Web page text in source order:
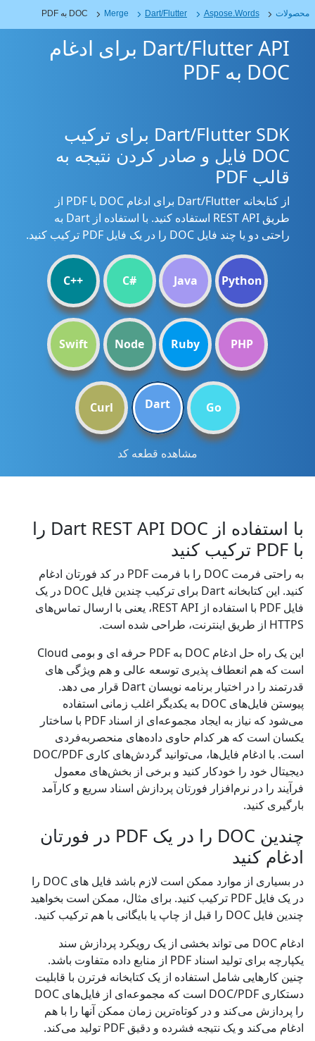
محصولات Aspose.Words
Dart/Flutter
Merge DOC به PDF
Dart/Flutter API برای ادغام
DOC به PDF
Dart/Flutter SDK برای ترکیب
DOC فایل و صادر کردن نتیجه به
قالب PDF
از کتابخانه Dart/Flutter برای ادغام DOC با PDF از
طریق REST API استفاده کنید. با استفاده از Dart به
راحتی دو یا چند فایل DOC را در یک فایل PDF ترکیب کنید.
Python
Java
C#
C++
PHP
Ruby
Node
Swift
Go
Dart
Curl
مشاهده قطعه کد
با استفاده از Dart REST API DOC را
با PDF ترکیب کنید
به راحتی فرمت DOC را با فرمت PDF در کد فورتان ادغام
کنید. این کتابخانه Dart برای ترکیب چندین فایل DOC در یک
فایل PDF با استفاده از REST API، یعنی با ارسال تماس‌های
HTTPS از طریق اینترنت، طراحی شده است.
این یک راه حل ادغام DOC به PDF حرفه ای و بومی Cloud
است که هم انعطاف پذیری توسعه عالی و هم ویژگی های
قدرتمند را در اختیار برنامه نویسان Dart قرار می دهد.
پیوستن فایل‌های DOC به یکدیگر اغلب زمانی استفاده
می‌شود که نیاز به ایجاد مجموعه‌ای از اسناد PDF با ساختار
یکسان است که هر کدام حاوی داده‌های منحصربه‌فردی
است. با ادغام فایل‌ها، می‌توانید گردش‌های کاری DOC/PDF
دیجیتال خود را خودکار کنید و برخی از بخش‌های معمول
فرآیند را در نرم‌افزار فورتان پردازش اسناد سریع و کارآمد
بارگیری کنید.
چندین DOC را در یک PDF در فورتان
ادغام کنید
در بسیاری از موارد ممکن است لازم باشد فایل های DOC را
در یک فایل PDF ترکیب کنید. برای مثال، ممکن است بخواهید
چندین فایل DOC را قبل از چاپ یا بایگانی با هم ترکیب کنید.
ادغام DOC می تواند بخشی از یک رویکرد پردازش سند
یکپارچه برای تولید اسناد PDF از منابع داده متفاوت باشد.
چنین کارهایی شامل استفاده از یک کتابخانه فرترن با قابلیت
دستکاری DOC/PDF است که مجموعه‌ای از فایل‌های DOC
را پردازش می‌کند و در کوتاه‌ترین زمان ممکن آنها را با هم
ادغام می‌کند و یک نتیجه فشرده و دقیق PDF تولید می‌کند.